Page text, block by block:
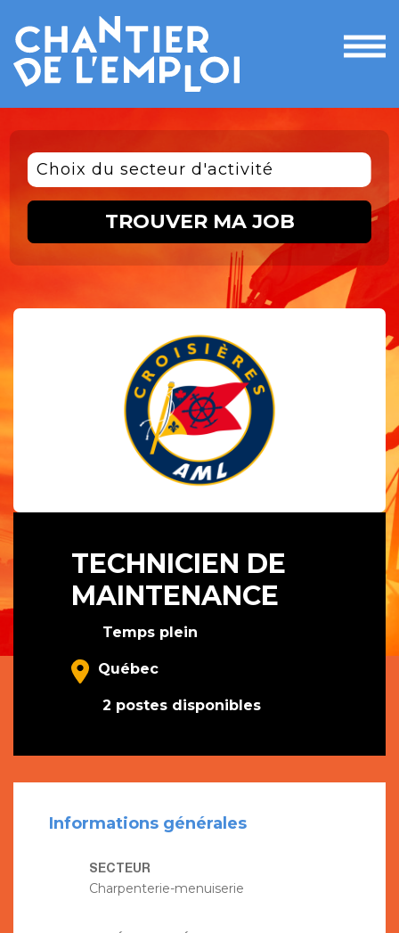
le
Choix du secteur d'activité
TROUVER MA JOB
TECHNICIEN DE
MAINTENANCE
Temps plein
Québec
2 postes disponibles
Informations générales
SECTEUR
Charpenterie-menuiserie